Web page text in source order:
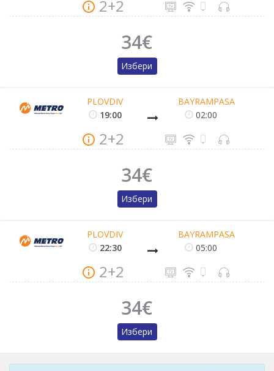
2+2
34€
Избери
PLOVDIV
19:00
BAYRAMPASA
02:00
2+2
34€
Избери
PLOVDIV
22:30
BAYRAMPASA
05:00
2+2
34€
Избери